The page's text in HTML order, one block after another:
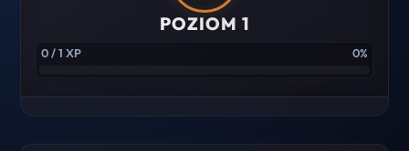
POZIOM 1
0 / 1 XP 0%